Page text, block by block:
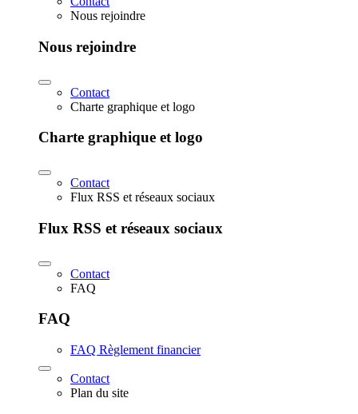
Nous rejoindre
Nous rejoindre
Contact
Charte graphique et logo
Charte graphique et logo
Contact
Flux RSS et réseaux sociaux
Flux RSS et réseaux sociaux
Contact
FAQ
FAQ
FAQ Règlement financier
Contact
Plan du site